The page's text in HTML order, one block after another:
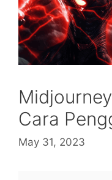
Cara
May 31, 2023